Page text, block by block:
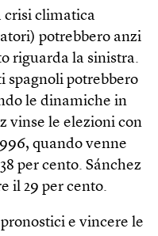
crisi climatica
potrebbero anzi
riguarda la sinistra.
spagnoli potrebbero
le dinamiche in
vinse le elezioni con
quando venne
per cento. Sánchez
il 29 per cento.
e vincere le